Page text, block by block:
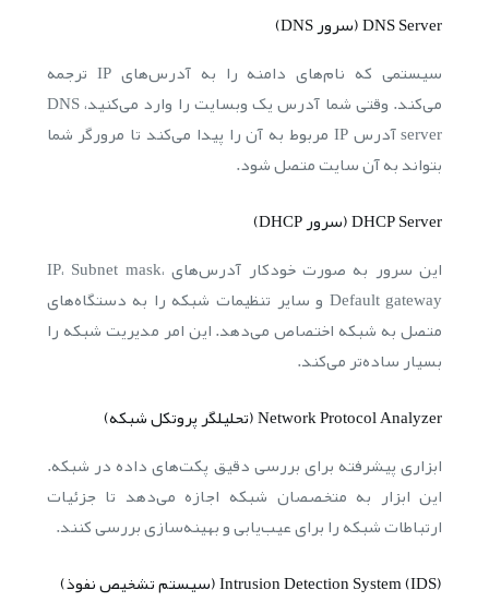
DNS Server (سرور DNS)
سیستمی که نام‌های دامنه را به آدرس‌های IP ترجمه
می‌کند. وقتی شما آدرس یک وبسایت را وارد می‌کنید، DNS
server آدرس IP مربوط به آن را پیدا می‌کند تا مرورگر شما
بتواند به آن سایت متصل شود.
DHCP Server (سرور DHCP)
این سرور به صورت خودکار آدرس‌های IP، Subnet mask،
Default gateway و سایر تنظیمات شبکه را به دستگاه‌های
متصل به شبکه اختصاص می‌دهد. این امر مدیریت شبکه را
بسیار ساده‌تر می‌کند.
Network Protocol Analyzer (تحلیلگر پروتکل شبکه)
ابزاری پیشرفته برای بررسی دقیق پکت‌های داده در شبکه.
این ابزار به متخصصان شبکه اجازه می‌دهد تا جزئیات
ارتباطات شبکه را برای عیب‌یابی و بهینه‌سازی بررسی کنند.
Intrusion Detection System (IDS) (سیستم تشخیص نفوذ)